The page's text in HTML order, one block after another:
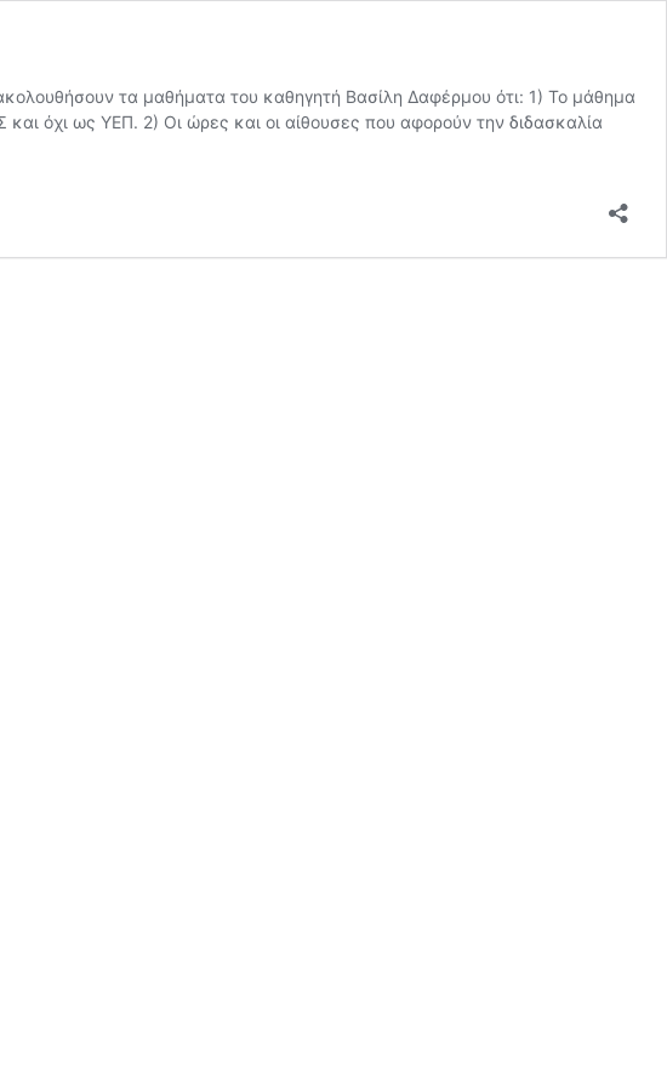
τα μαθήματα του καθηγητή Βασίλη Δαφέρμου ότι: 1) Το μάθημα
όχι ως ΥΕΠ. 2) Οι ώρες και οι αίθουσες που αφορούν την διδασκαλία